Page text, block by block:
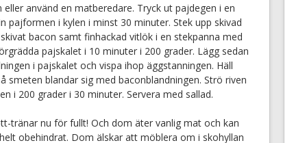
använd en matberedare. Tryck ut pajdegen i en
pajformen i kylen i minst 30 minuter. Stek upp skivad
bacon samt finhackad vitlök i en stekpanna med
pajskalet i 10 minuter i 200 grader. Lägg sedan
i pajskalet och vispa ihop äggstanningen. Häll
smeten blandar sig med baconblandningen. Strö riven
i 200 grader i 30 minuter. Servera med sallad.
tränar nu för fullt! Och dom äter vanlig mat och kan
obehindrat. Dom älskar att möblera om i skohyllan